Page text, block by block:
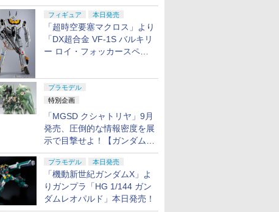
分が予約受付中【ガンダムベ
ース撮り下ろし】
フィギュア 本日発売
「超時空要塞マクロス」より
「DX超合金 VF-1S バルキリ
ー ロイ・フォッカースペシ
プラモデル
特別企画
「MGSD クシャトリヤ」9月
発売、圧倒的な情報密度を展
示で目撃せよ！【ガンダムベ
ース撮り下ろし】
プラモデル 本日発売
「機動新世紀ガンダムX」よ
りガンプラ「HG 1/144 ガン
ダムレオパルド」本日発売！